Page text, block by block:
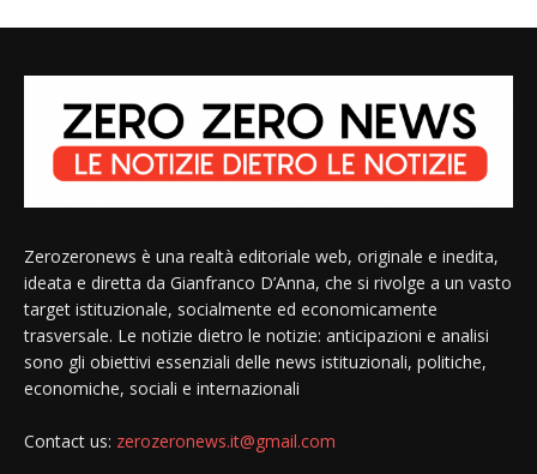
Zerozeronews è una realtà editoriale web, originale e inedita,
ideata e diretta da Gianfranco D’Anna, che si rivolge a un vasto
target istituzionale, socialmente ed economicamente
trasversale. Le notizie dietro le notizie: anticipazioni e analisi
sono gli obiettivi essenziali delle news istituzionali, politiche,
economiche, sociali e internazionali
Contact us: zerozeronews.it@gmail.com